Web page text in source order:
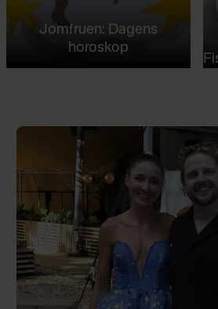
Jomfruen: Dagens
horoskop